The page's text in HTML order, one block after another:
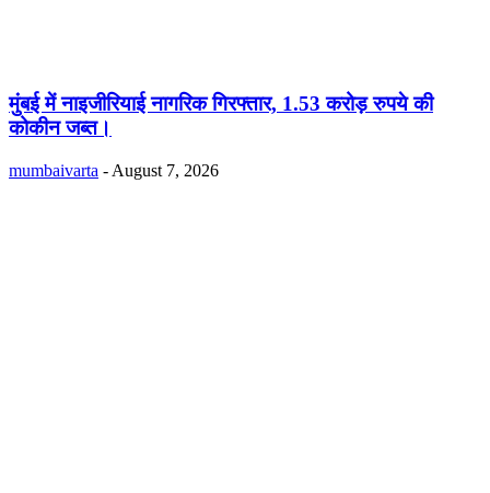
मुंबई में नाइजीरियाई नागरिक गिरफ्तार, 1.53 करोड़ रुपये की
कोकीन जब्त।
mumbaivarta - August 7, 2026